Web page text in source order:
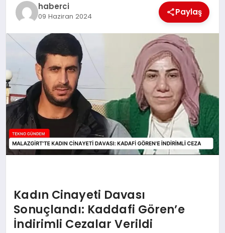
haberci
09 Haziran 2024 Paylaş
Kadın Cinayeti Davası
Sonuçlandı: Kaddafi Gören’e
İndirimli Cezalar Verildi